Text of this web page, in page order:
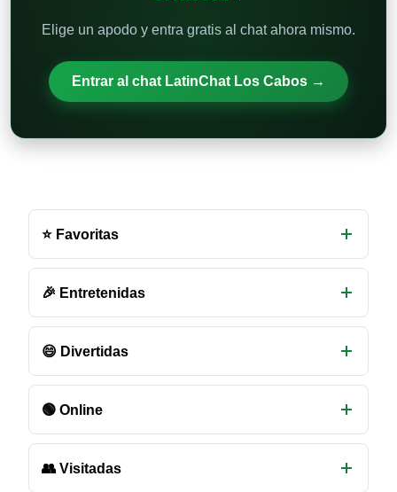
Elige un apodo y entra gratis al chat ahora mismo.
Entrar al chat LatinChat Los Cabos →
de
chat
disponibles
⭐ Favoritas
🎉 Entretenidas
😄 Divertidas
🟢 Online
👥 Visitadas